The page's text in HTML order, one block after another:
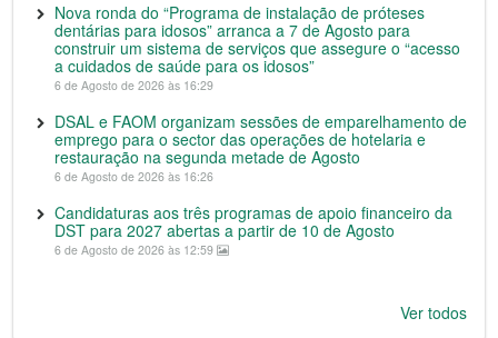
Nova ronda do “Programa de instalação de próteses
dentárias para idosos” arranca a 7 de Agosto para
construir um sistema de serviços que assegure o “acesso
a cuidados de saúde para os idosos”
6 de Agosto de 2026 às 16:29
DSAL e FAOM organizam sessões de emparelhamento de
emprego para o sector das operações de hotelaria e
restauração na segunda metade de Agosto
6 de Agosto de 2026 às 16:26
Candidaturas aos três programas de apoio financeiro da
DST para 2027 abertas a partir de 10 de Agosto
6 de Agosto de 2026 às 12:59
Ver todos